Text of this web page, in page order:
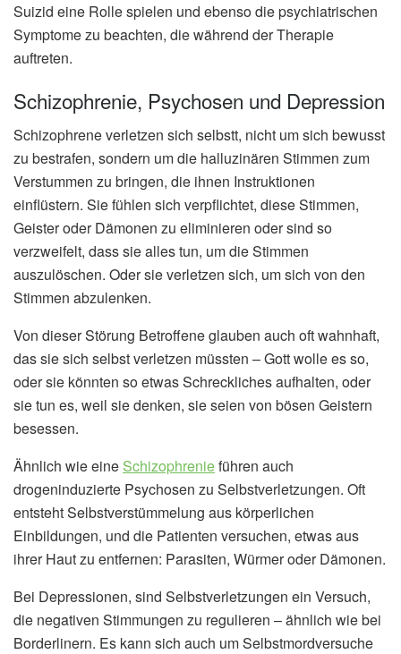
Suizid eine Rolle spielen und ebenso die psychiatrischen
Symptome zu beachten, die während der Therapie
auftreten.
Schizophrenie, Psychosen und Depression
Schizophrene verletzen sich selbstt, nicht um sich bewusst
zu bestrafen, sondern um die halluzinären Stimmen zum
Verstummen zu bringen, die ihnen Instruktionen
einflüstern. Sie fühlen sich verpflichtet, diese Stimmen,
Geister oder Dämonen zu eliminieren oder sind so
verzweifelt, dass sie alles tun, um die Stimmen
auszulöschen. Oder sie verletzen sich, um sich von den
Stimmen abzulenken.
Von dieser Störung Betroffene glauben auch oft wahnhaft,
das sie sich selbst verletzen müssten – Gott wolle es so,
oder sie könnten so etwas Schreckliches aufhalten, oder
sie tun es, weil sie denken, sie seien von bösen Geistern
besessen.
Ähnlich wie eine Schizophrenieführen auch
drogeninduzierte Psychosen zu Selbstverletzungen. Oft
entsteht Selbstverstümmelung aus körperlichen
Einbildungen, und die Patienten versuchen, etwas aus
ihrer Haut zu entfernen: Parasiten, Würmer oder Dämonen.
Bei Depressionen, sind Selbstverletzungen ein Versuch,
die negativen Stimmungen zu regulieren – ähnlich wie bei
Borderlinern. Es kann sich auch um Selbstmordversuche